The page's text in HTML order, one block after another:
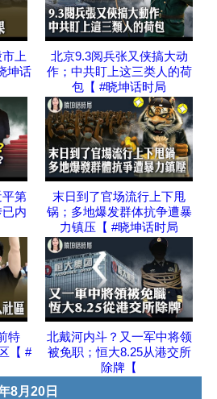
上
坤话
北京9.3阅兵张又侠搞大动
作；中共盯上这三类人的荷
包【 #晓坤话时局
第
内
末日到了官场流行上下甩
锅；多地爆发群体抗争遭暴
力镇压【 #晓坤话时局
特
【 #
北戴河内斗？又一军中将领
被免职；恒大8.25从港交所
除牌【
8月20日